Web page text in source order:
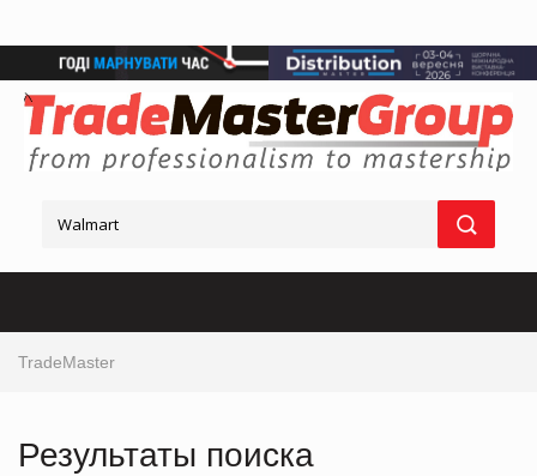
TradeMaster
Результаты поиска